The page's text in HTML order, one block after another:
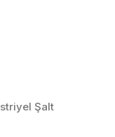
Şalt